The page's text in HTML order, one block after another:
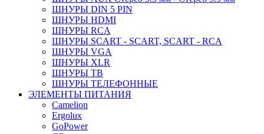
ШНУРЫ DIN 5 PIN
ШНУРЫ HDMI
ШНУРЫ RCA
ШНУРЫ SCART - SCART, SCART - RCA
ШНУРЫ VGA
ШНУРЫ XLR
ШНУРЫ ТВ
ШНУРЫ ТЕЛЕФОННЫЕ
ЭЛЕМЕНТЫ ПИТАНИЯ
Camelion
Ergolux
GoPower